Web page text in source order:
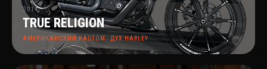
2014
TRUE RELIGION
АМЕРИКАНСКИЙ КАСТОМ · ДУХ HARLEY